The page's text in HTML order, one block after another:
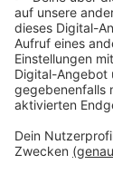
Kurse
Diese ist
lange
trainiert
Anzeige